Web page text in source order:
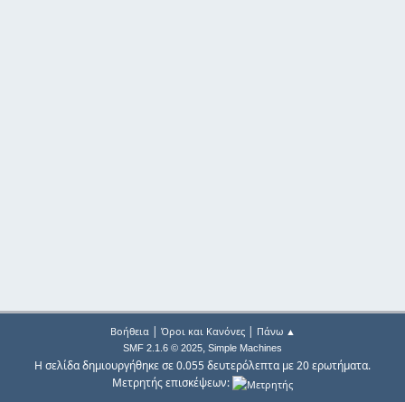
Βοήθεια| Όροι και Κανόνες| Πάνω ▲
SMF 2.1.6 © 2025, Simple Machines
Η σελίδα δημιουργήθηκε σε 0.055 δευτερόλεπτα με 20 ερωτήματα.
Μετρητής επισκέψεων: